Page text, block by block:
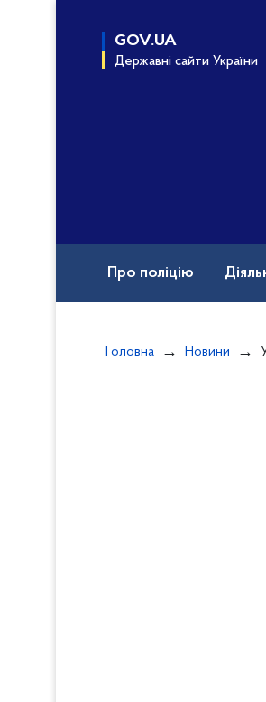
GOV.UA
Державні сайти України
Про поліцію
Головна Новини